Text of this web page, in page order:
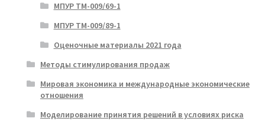
МПУР ТМ-009/69-1
МПУР ТМ-009/89-1
Оценочные материалы 2021 года
Методы стимулирования продаж
Мировая экономика и международные экономические
отношения
Моделирование принятия решений в условиях риска